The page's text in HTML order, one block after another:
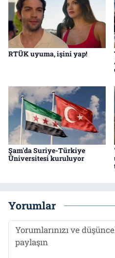
RTÜK uyuma, işini yap!
Şam'da Suriye-Türkiye
Üniversitesi kuruluyor
Yorumlar